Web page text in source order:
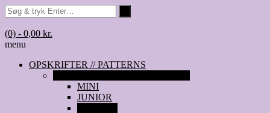
(0) - 0,00 kr.
menu
OPSKRIFTER // PATTERNS
MINI
JUNIOR